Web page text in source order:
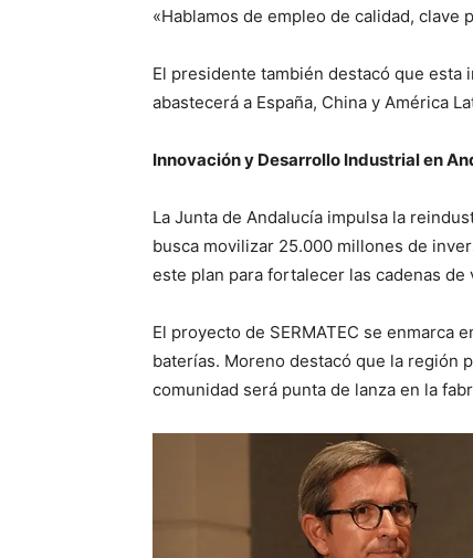
«Hablamos de empleo de calidad,
El presidente también destacó que esta
abastecerá a España, China y América
Innovación y Desarrollo Industrial en
La Junta de Andalucía impulsa la
busca movilizar 25.000 millones de
este plan para fortalecer las cadenas
El proyecto de SERMATEC se enmarca
baterías. Moreno destacó que la región
comunidad será punta de lanza en la